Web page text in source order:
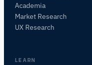
Academia
Market Research
UX Research
LEARN
研究方法、製品